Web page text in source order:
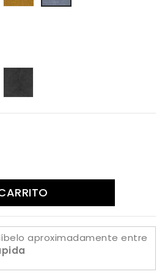
514
602
piedra
estuco
aproximadamente entre